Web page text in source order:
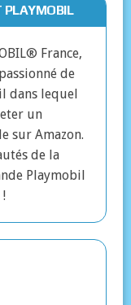
PLAYMOBIL
France,
de
dans lequel
un
sur Amazon.
de la
Playmobil